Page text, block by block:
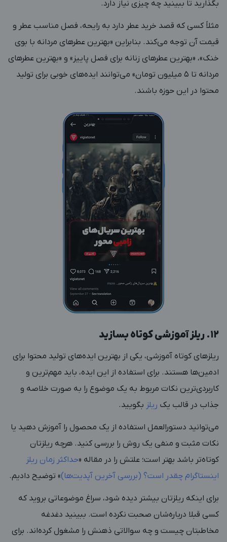
بگذارید تا ببینید چه چیزی نیاز دارد.
مثلاً کسی که قصد خرید عطر دارد به رایحه، فصل مناسب عطر و
قیمت آن توجه می‌کند. بنابراین «بهترین عطرهای مردانه با بوی
خنک»، «بهترین عطرهای زنانه برای فصل پاییز» و «بهترین عطرهای
مردانه تا ۵ میلیون تومان» می‌توانند ایده‌های خوبی برای تولید
محتوا در این حوزه باشند.
۱۲. ریلز‌ آموزشی کوتاه بسازید
ریلزهای کوتاه آموزشی، یکی از بهترین ایده‌های تولید محتوا برای
ادمین‌ها هستند. برای استفاده از این ایده، باید مهم‌ترین و
کاربردی‌ترین نکات مربوط به یک موضوع را به صورت خلاصه و
جذاب در قالب یک ریلز بگویید.
می‌توانید دستورالعمل استفاده از یک محصول را آموزش دهید یا
نکات مثبت و منفی یک روش را بررسی کنید. هرچه ریلزتان
کوتاه‌تر باشد بهتر است؛ علتش را در مقاله «حداکثر زمان ریلز
اینستاگرام چقدر است؟ (بررسی آخرین آپدیت‌ها)» توضیح دادیم.
برای اینکه ریلزتان بیشتر دیده شود، سراغ موضوعاتی بروید که
کسی قبلا درباره‌شان صحبت نکرده است. ببینید دغدغه‌
مخاطبتان چیست و چه سوالاتی ذهنش را مشغول کرده‌اند. برای